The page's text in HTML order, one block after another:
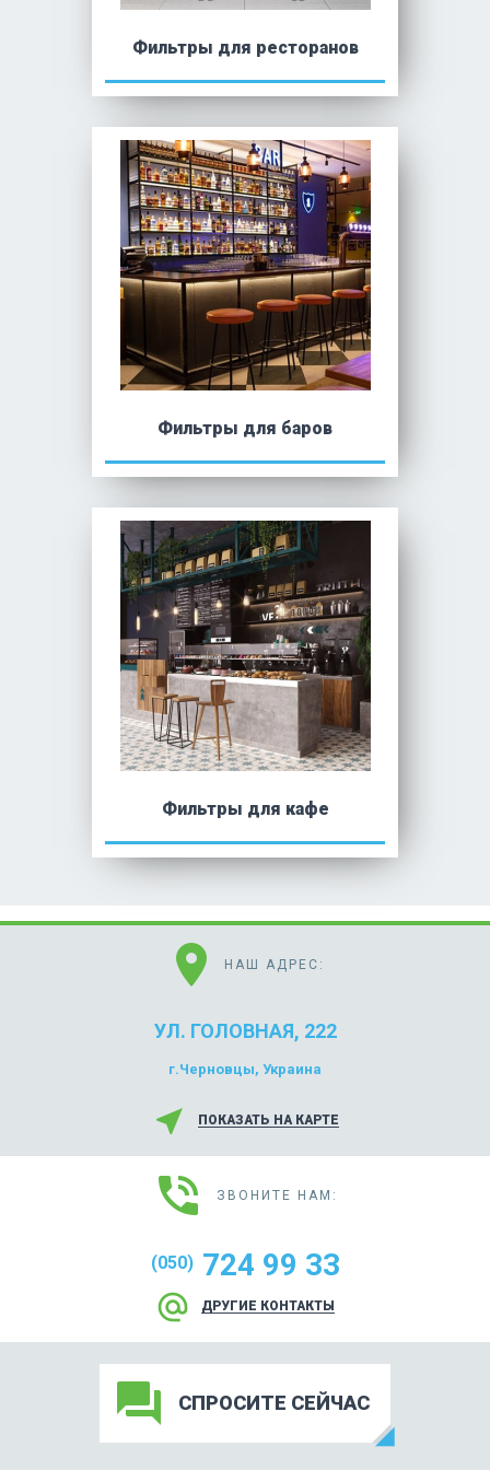
Фильтры для ресторанов
Фильтры для баров
Фильтры для кафе
location_on НАШ АДРЕС:
УЛ. ГОЛОВНАЯ, 222
г.Черновцы, Украина
near_me ПОКАЗАТЬ НА КАРТЕ
phone_in_talk ЗВОНИТЕ НАМ:
(050) 724 99 33
alternate_email ДРУГИЕ КОНТАКТЫ
forum СПРОСИТЕ СЕЙЧАС